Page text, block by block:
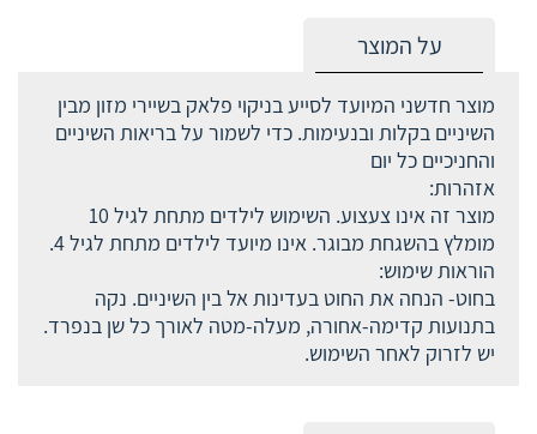
על המוצר
מוצר חדשני המיועד לסייע בניקוי פלאק בשיירי מזון מבין
השיניים בקלות ובנעימות. כדי לשמור על בריאות השיניים
והחניכיים כל יום
אזהרות:
מוצר זה אינו צעצוע. השימוש לילדים מתחת לגיל 10
מומלץ בהשגחת מבוגר. אינו מיועד לילדים מתחת לגיל 4.
הוראות שימוש:
בחוט- הנחה את החוט בעדינות אל בין השיניים. נקה
בתנועות קדימה-אחורה, מעלה-מטה לאורך כל שן בנפרד.
יש לזרוק לאחר השימוש.